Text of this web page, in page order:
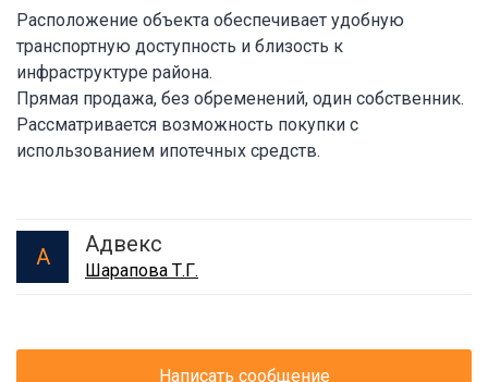
Расположение объекта обеспечивает удобную
транспортную доступность и близость к
инфраструктуре района.
Прямая продажа, без обременений, один собственник.
Рассматривается возможность покупки с
использованием ипотечных средств.
А Адвекс
Шарапова Т.Г.
Написать сообщение